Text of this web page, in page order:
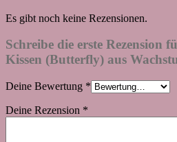
Es gibt noch keine Rezensionen.
Schreibe die erste Rezension
Kissen (Butterfly) aus
Deine Bewertung *
Deine Rezension *